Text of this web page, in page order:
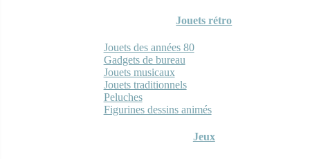
Jouets rétro
Jouets des années 80
Gadgets de bureau
Jouets musicaux
Jouets traditionnels
Peluches
Figurines dessins animés
Jeux